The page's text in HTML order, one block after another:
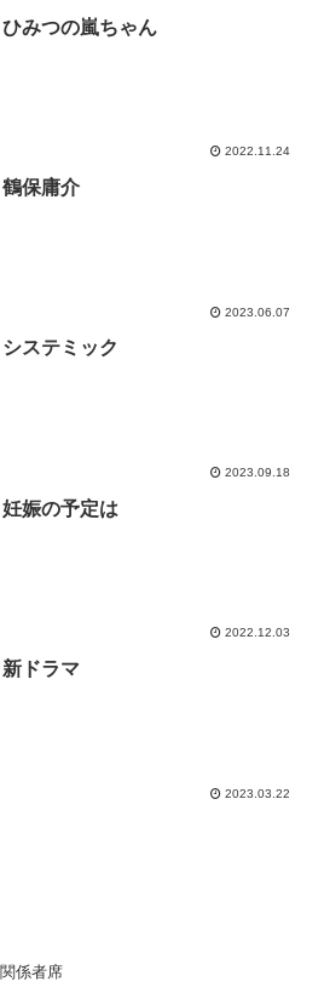
ひみつの嵐ちゃん
2022.11.24
鶴保庸介
2023.06.07
システミック
2023.09.18
妊娠の予定は
2022.12.03
新ドラマ
2023.03.22
関係者席